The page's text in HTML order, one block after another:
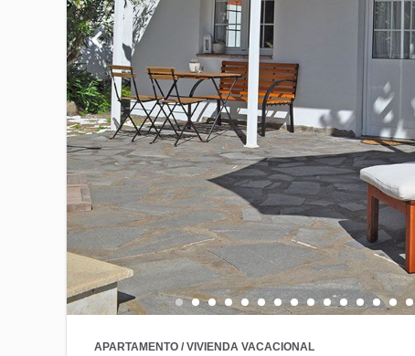
APARTAMENTO / VIVIENDA VACACIONAL